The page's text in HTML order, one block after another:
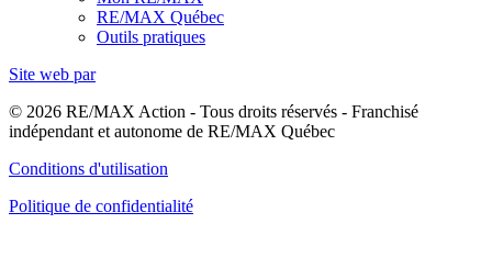
RE/MAX Québec
Outils pratiques
Site web par
© 2026 RE/MAX Action - Tous droits réservés - Franchisé
indépendant et autonome de RE/MAX Québec
Conditions d'utilisation
Politique de confidentialité